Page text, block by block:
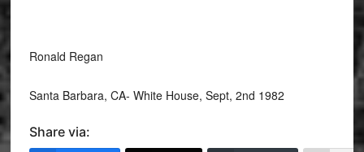
Ronald Regan
Santa Barbara, CA- White House, Sept, 2nd 1982
Share via: